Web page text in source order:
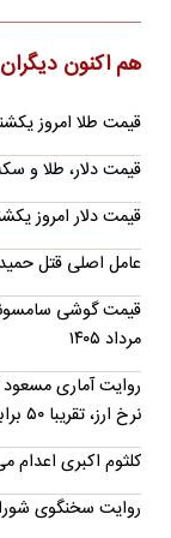
این زیستگاه
عرضه اولیه
نیاز و خرید بیمه
جزئیات دقیق مبلغ
شگفت‌انگیز سود
در…
ریسک خرید
حباب قیمت سکه
روند صعودی و نزولی
بازداشت ۴ متهم قتل حمیدرضا رجب‌زاده
رجب‌زاده، مداح،
نگرانی
مکه
هم اکنون
قیمت طلا امروز یکشنبه ۱۸ مرداد
قیمت دلار، طلا و سکه امروز
قیمت دلار امروز یکشنبه ۱۸
عامل اصلی قتل
مرداد ۱۴۰۵
نرخ ارز، تقریبا ۵۰ برابر شده
کلثوم اکبری اعدام
روایت سخنگوی